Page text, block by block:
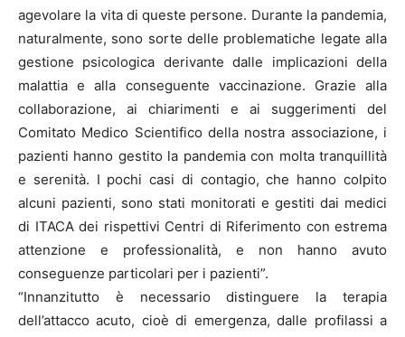
agevolare la vita di queste persone. Durante la pandemia,
naturalmente, sono sorte delle problematiche legate alla
gestione psicologica derivante dalle implicazioni della
malattia e alla conseguente vaccinazione. Grazie alla
collaborazione, ai chiarimenti e ai suggerimenti del
Comitato Medico Scientifico della nostra associazione, i
pazienti hanno gestito la pandemia con molta tranquillità
e serenità. I pochi casi di contagio, che hanno colpito
alcuni pazienti, sono stati monitorati e gestiti dai medici
di ITACA dei rispettivi Centri di Riferimento con estrema
attenzione e professionalità, e non hanno avuto
conseguenze particolari per i pazienti”.
“Innanzitutto è necessario distinguere la terapia
dell’attacco acuto, cioè di emergenza, dalle profilassi a